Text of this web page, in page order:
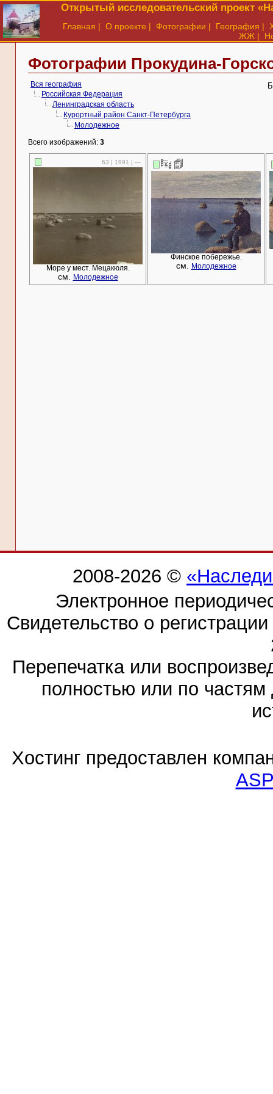
Открытый исследовательский проект
Главная | О проекте | Фотографии | География |
ЖЖ |
Фотографии Прокудина-
Вся география
Российская Федерация
Ленинградская область
Курортный район Санкт-Петербурга
Молодежное
Всего изображений: 3
63 | 1991 | —
Море у мест. Мецакюля.
см. Молодежное
Финское побережье.
см. Молодежное
2008-2026 ©
Электронное
Свидетельство о
Перепечатка или
полностью или по частям
Хостинг предоставлен